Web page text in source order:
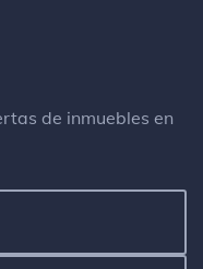
Del Norte
de inmuebles en